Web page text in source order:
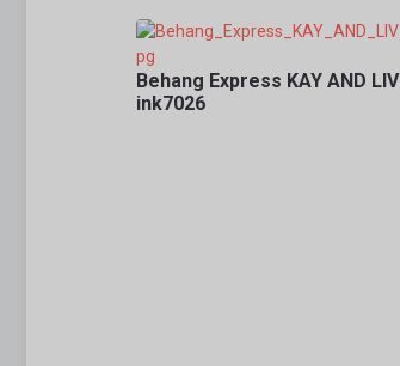
Behang Express KAY AND LIV
ink7026